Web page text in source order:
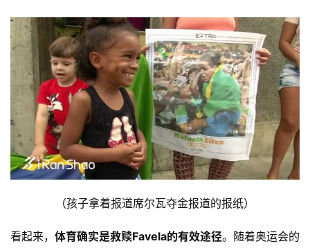
（孩子拿着报道席尔瓦夺金报道的报纸）
看起来， 体育确实是救赎Favela的有效途径。随着奥运会的